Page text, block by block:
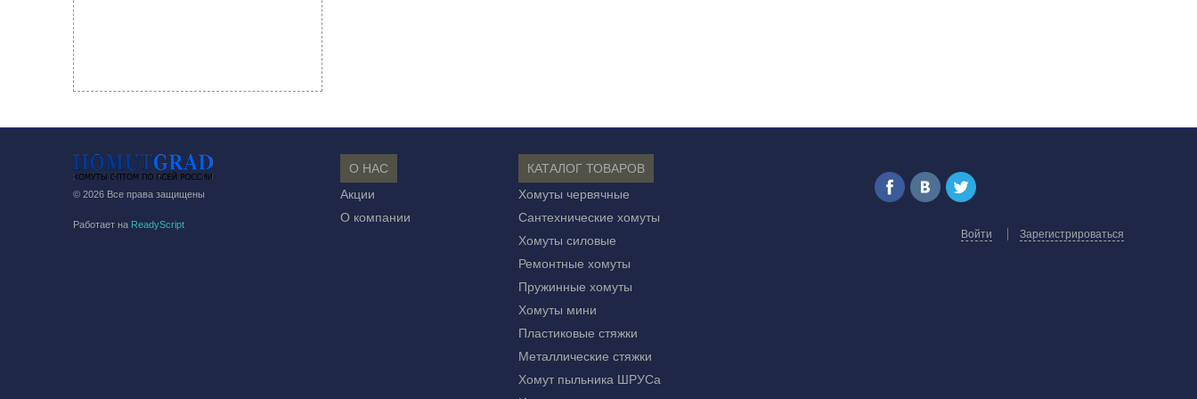
© 2026 Все права защищены
Работает на ReadyScript
О НАС
Акции
О компании
КАТАЛОГ ТОВАРОВ
Хомуты червячные
Сантехнические хомуты
Хомуты силовые
Ремонтные хомуты
Пружинные хомуты
Хомуты мини
Пластиковые стяжки
Металлические стяжки
Хомут пыльника ШРУСа
Войти Зарегистрироваться